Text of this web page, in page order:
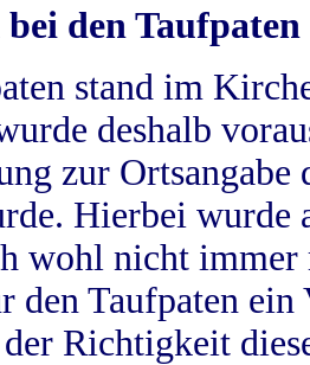
den Taufpaten
stand im
deshalb
zur
Hierbei wurde
wohl nicht
den Taufpaten
Richtigkeit